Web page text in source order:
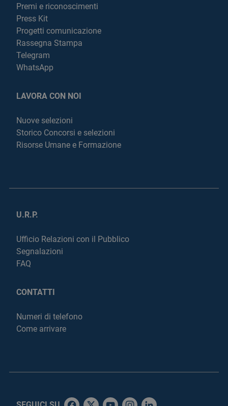
Premi e riconoscimenti
Press Kit
Progetti comunicazione
Rassegna Stampa
Telegram
WhatsApp
LAVORA CON NOI
Nuove selezioni
Storico Concorsi e selezioni
Risorse Umane e Formazione
U.R.P.
Ufficio Relazioni con il Pubblico
Segnalazioni
FAQ
CONTATTI
Numeri di telefono
Come arrivare